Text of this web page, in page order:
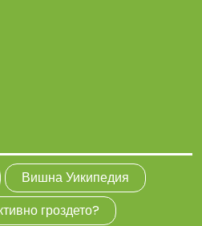
Вишна Уикипедия
гроздето?